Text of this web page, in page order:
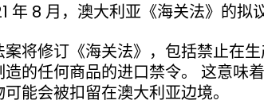
年 8 月，澳大利亚《海关法》的拟
案将修订《海关法》，包括禁止在
造的任何商品的进口禁令。 这意味
可能会被扣留在澳大利亚边境。